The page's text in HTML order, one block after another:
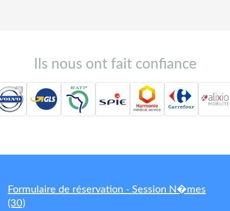
Ils nous ont fait confiance
Formulaire de réservation - Session N�mes
(30)